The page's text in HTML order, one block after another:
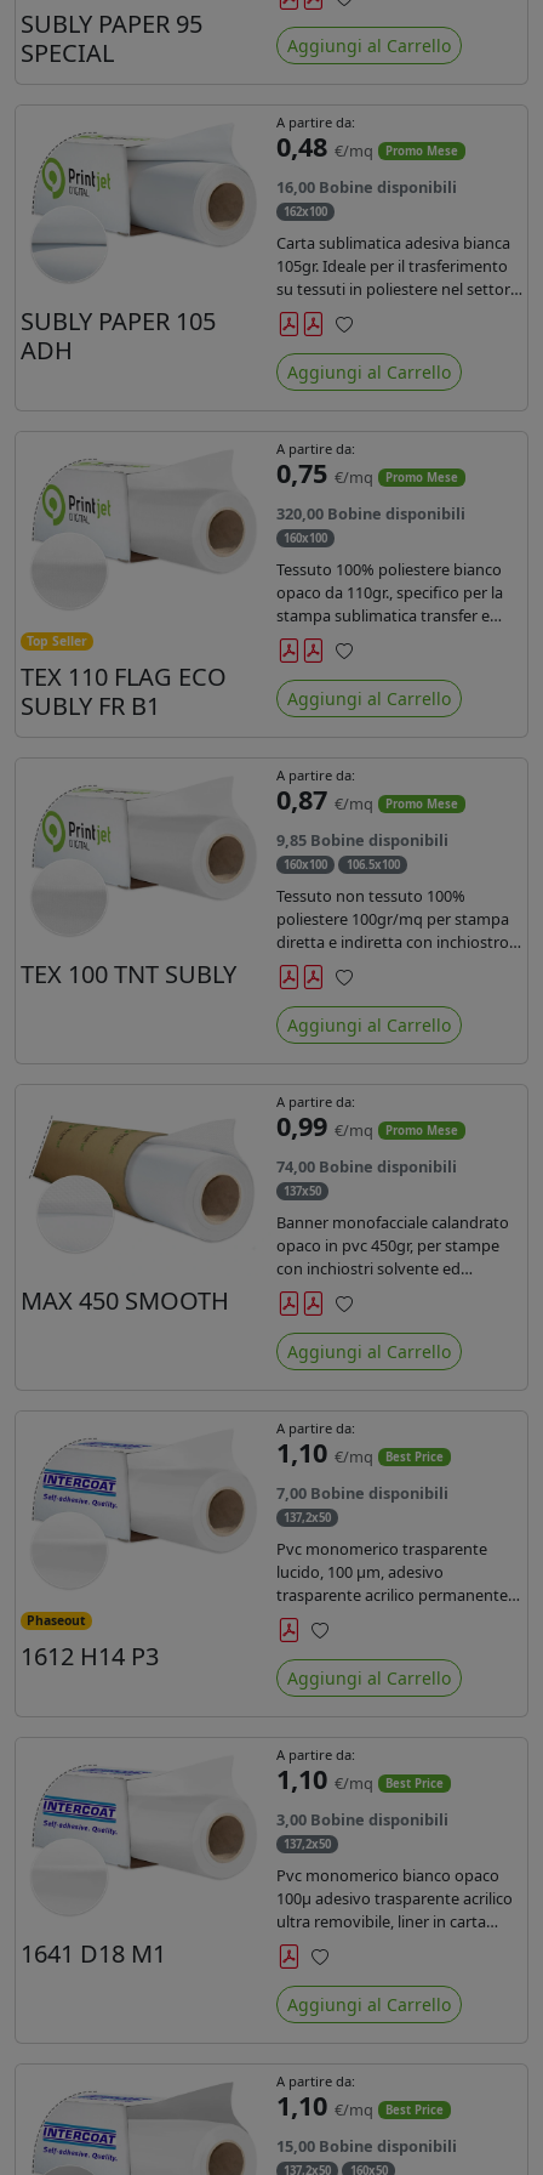
SUBLY PAPER 95
SPECIAL
Preferiti
Aggiungi al Carrello
SUBLY PAPER 105
ADH
A partire da:
0,48 €/mq Promo Mese
16,00 Bobine disponibili
162x100
Carta sublimatica adesiva bianca
105gr. Ideale per il trasferimento
su tessuti in poliestere nel settore
sportwear .
Preferiti
Aggiungi al Carrello
Top Seller
TEX 110 FLAG ECO
SUBLY FR B1
A partire da:
0,75 €/mq Promo Mese
320,00 Bobine disponibili
160x100
Tessuto 100% poliestere bianco
opaco da 110gr., specifico per la
stampa sublimatica transfer e
diretta. Ideale per la realizzazione
di stendardi e bandiere, grazie al
passaggio dell'inchiostro su
entrambi i lati. Dotato di
Preferiti
Aggiungi al Carrello
TEX 100 TNT SUBLY
A partire da:
0,87 €/mq Promo Mese
9,85 Bobine disponibili
160x100 106.5x100
Tessuto non tessuto 100%
poliestere 100gr/mq per stampa
diretta e indiretta con inchiostro
sublimatico, latex e uv.
Preferiti
Aggiungi al Carrello
MAX 450 SMOOTH
A partire da:
0,99 €/mq Promo Mese
74,00 Bobine disponibili
137x50
Banner monofacciale calandrato
opaco in pvc 450gr, per stampe
con inchiostri solvente ed
ecosolvente , uv e latex.
Preferiti
Aggiungi al Carrello
Phaseout
1612 H14 P3
A partire da:
1,10 €/mq Best Price
7,00 Bobine disponibili
137,2x50
Pvc monomerico trasparente
lucido, 100 µm, adesivo
trasparente acrilico permanente
durata 3 anni, liner in carta kraft
monosiliconata da 135 gr, REACH
compliant per stampa con
inchiostri solvente ecosolvente uv
Preferiti
Aggiungi al Carrello
1641 D18 M1
A partire da:
1,10 €/mq Best Price
3,00 Bobine disponibili
137,2x50
Pvc monomerico bianco opaco
100µ adesivo trasparente acrilico
ultra removibile, liner in carta
kraft da 140gr/mq. Durata 3 anni.
Dotato di certificato FR B1 e
conforme alla normativa REACH.
Preferiti
Aggiungi al Carrello
A partire da:
1,10 €/mq Best Price
15,00 Bobine disponibili
137,2x50 160x50